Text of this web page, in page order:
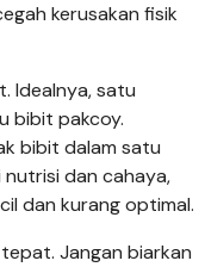
kerusakan fisik
Idealnya, satu
bibit pakcoy.
bibit dalam satu
dan cahaya,
dan kurang optimal.
Jangan biarkan